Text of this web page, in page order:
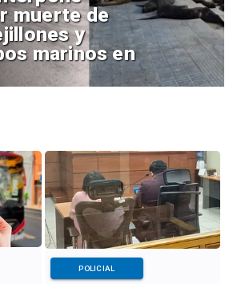
muerte de
y
marinos en
POLICIAL